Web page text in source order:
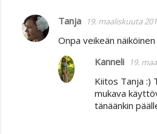
Tanja 19. maaliskuuta
Onpa veikeän
Kanneli 19.
Kiitos Tanja :)
mukava
tänäänkin